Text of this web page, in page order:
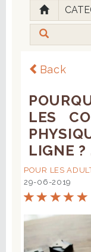
Back
LES
LIGNE ?
POUR LES
29-06-2019